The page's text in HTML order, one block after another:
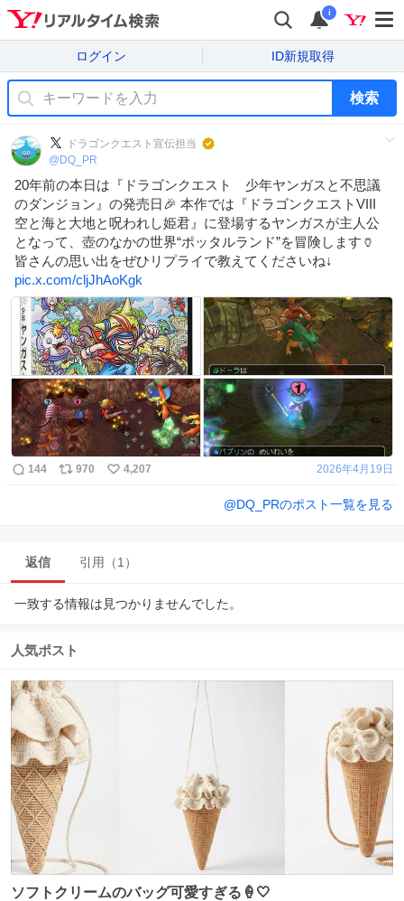
i
ログイン ID新規取得
検索
ドラゴンクエスト宣伝担当
@ DQ_PR
20年前の本日は『ドラゴンクエスト 少年ヤンガスと不思議
のダンジョン』の発売日🎉 本作では『ドラゴンクエストVIII
空と海と大地と呪われし姫君』に登場するヤンガスが主人公
となって、壺のなかの世界“ポッタルランド”を冒険します🏺
皆さんの思い出をぜひリプライで教えてくださいね↓
pic.x.com/cljJhAoKgk
144 970 4,207 2026年4月19日
@DQ_PRのポスト一覧を見る
返信 引用（1）
一致する情報は見つかりませんでした。
人気ポスト
ソフトクリームのバッグ可愛すぎる🍦🤍